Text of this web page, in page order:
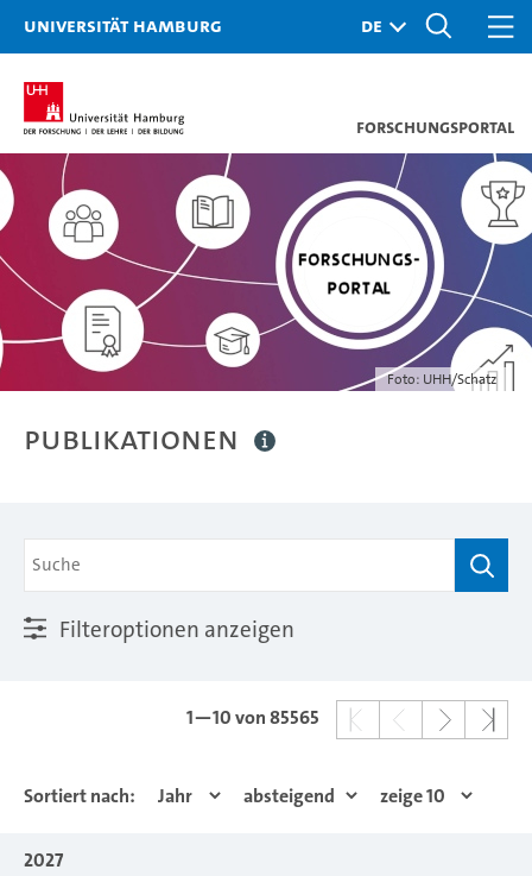
Universität Hamburg
Forschungsportal
Foto: UHH/Schatz
Publikationen
Filteroptionen anzeigen
1—10von 85565
Sortiert nach:
2027